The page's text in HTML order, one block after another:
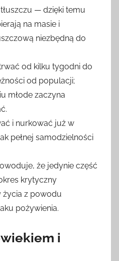
— dzięki temu
na masie i
niezbędną do
od kilku tygodni do
od populacji;
młode zaczyna
i nurkować już w
pełnej samodzielności
że jedynie część
krytyczny
życia z powodu
pożywienia.
i